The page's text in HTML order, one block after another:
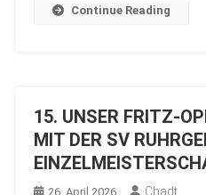
Continue Reading
15. UNSER FRITZ-
MIT DER SV
26. April 2026 Chadt